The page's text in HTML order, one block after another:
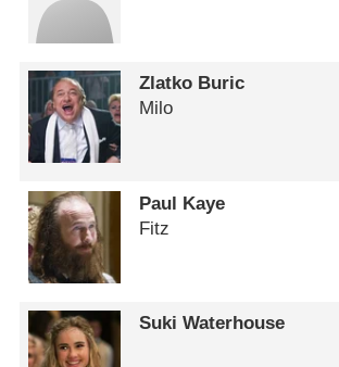
Zlatko Buric
Milo
Paul Kaye
Fitz
Suki Waterhouse